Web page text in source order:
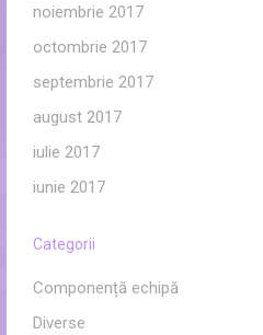
noiembrie 2017
octombrie 2017
septembrie 2017
august 2017
iulie 2017
iunie 2017
Categorii
Componență echipă
Diverse